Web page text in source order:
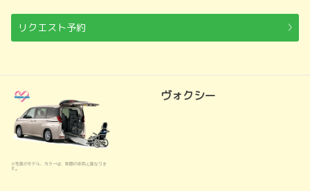
リクエスト予約
ヴォクシー
※写真のモデル、カラーは、実際の車両と異なりま
す。